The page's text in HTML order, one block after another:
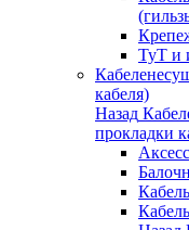
ТуТ и
кабеля)
Назад
прокладки